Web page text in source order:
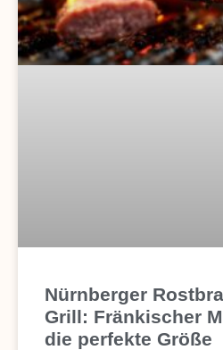
Nürnberger
Grill: Fränkischer
die perfekte Größe